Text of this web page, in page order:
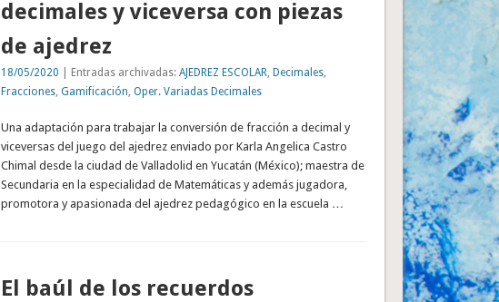
decimales y viceversa con piezas
de ajedrez
18/05/2020 | Entradas archivadas: AJEDREZ ESCOLAR Decimales,
Fracciones, Gamificación Oper. Variadas Decimales
Una adaptación para trabajar la conversión de fracción a decimal y
viceversas del juego del ajedrez enviado por Karla Angelica Castro
Chimal desde la ciudad de Valladolid en Yucatán (México); maestra de
Secundaria en la especialidad de Matemáticas y además jugadora,
promotora y apasionada del ajedrez pedagógico en la escuela …
El baúl de los recuerdos